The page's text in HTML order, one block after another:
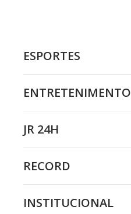
ESPORTES
ENTRETENIMENTO
JR 24H
RECORD
INSTITUCIONAL